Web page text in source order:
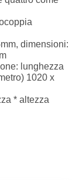
dimensioni:
lunghezza
1020 x
* altezza